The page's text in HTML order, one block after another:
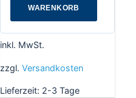
WARENKORB
inkl. MwSt.
zzgl. Versandkosten
Lieferzeit: 2-3 Tage